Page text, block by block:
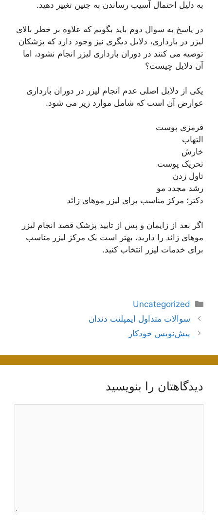
به دلیل احتمال آسیب رساندن به جنین تغییر دهید.
در پاسخ به سوال دوم باید بگویم که علاوه بر خطر بالای
لیزر در بارداری، دلایل دیگری نیز وجود دارد که پزشکان
توصیه می کنند در دوران بارداری لیزر انجام نشود، اما
آن دلایل چیست؟
یکی از دلایل اصلی عدم انجام لیزر در دوران بارداری
عوارض آن است که شامل موارد زیر می شود.
قرمزی پوست
التهاب
خارش
تحریک پوست
تاول زدن
رشد مجدد مو
دکتر؛ مرکز مناسب برای لیزر موهای زائد
اگر بعد از زایمان و پس از تایید پزشک قصد انجام لیزر
موهای زائد را دارید، بهتر است یک مرکز لیزر مناسب
برای خدمات لیزر انتخاب کنید.
دسته‌ها
Uncategorized
ناوبری
نوشته‌ها
سوالات متداول ایمپلنت دندان
پیش‌نویس خودکار
دیدگاهتان را بنویسید